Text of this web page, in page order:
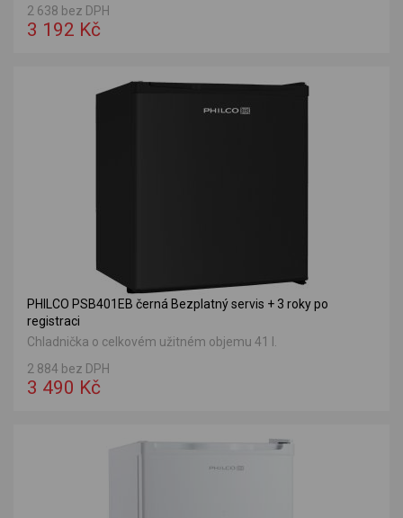
2 638 bez DPH
3 192 Kč
PHILCO PSB401EB černá Bezplatný servis + 3 roky po
registraci
Chladnička o celkovém užitném objemu 41 l.
2 884 bez DPH
3 490 Kč